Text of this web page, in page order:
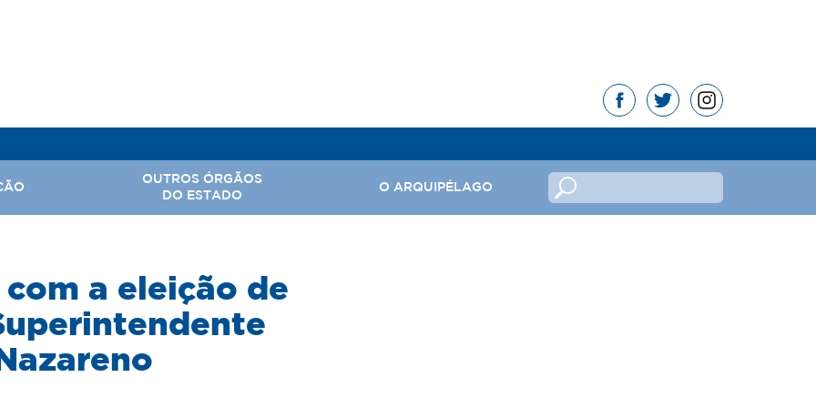
Parlamentares e Comunicação Social
Território
OUTROS ÓRGÃOS
DO ESTADO
O ARQUIPÉLAGO
a eleição de